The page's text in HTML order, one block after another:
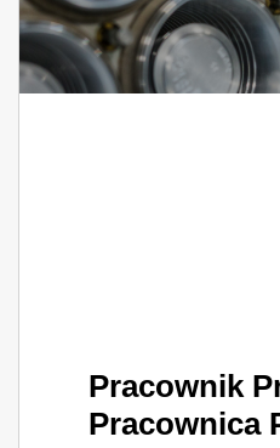
Pracownik
Pracownica